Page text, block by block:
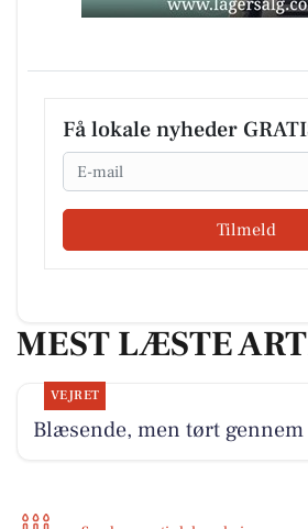
Få lokale nyheder
Email
Tilmeld
MEST LÆSTE
VEJRET
Blæsende, men tørt gennem